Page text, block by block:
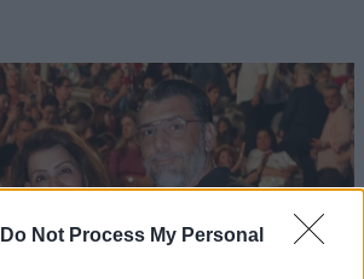
Do Not Process My Personal